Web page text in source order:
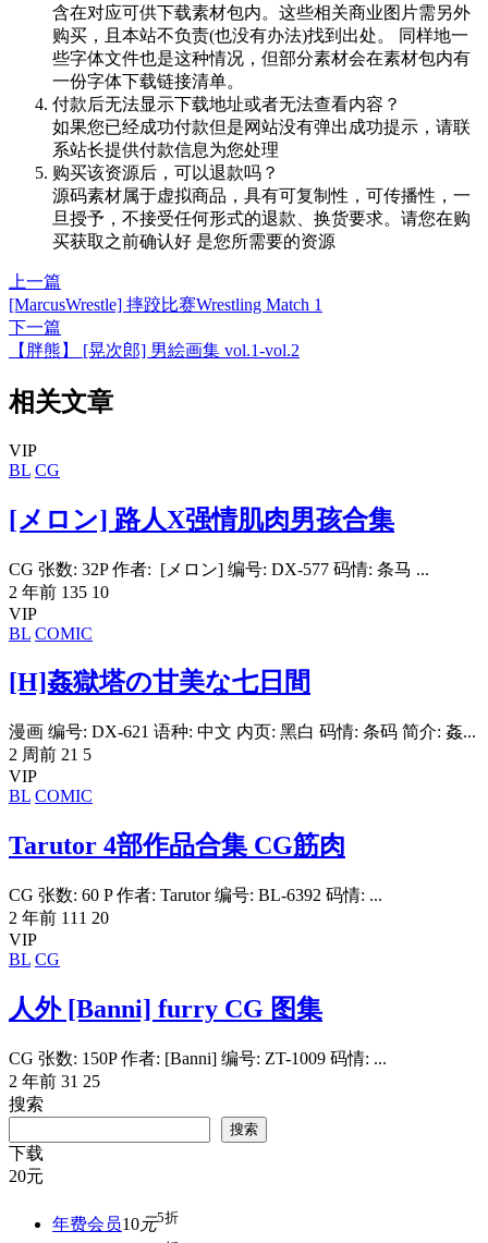
含在对应可供下载素材包内。这些相关商业图片需另外
购买，且本站不负责(也没有办法)找到出处。 同样地一
些字体文件也是这种情况，但部分素材会在素材包内有
一份字体下载链接清单。
付款后无法显示下载地址或者无法查看内容？
如果您已经成功付款但是网站没有弹出成功提示，请联
系站长提供付款信息为您处理
购买该资源后，可以退款吗？
源码素材属于虚拟商品，具有可复制性，可传播性，一
旦授予，不接受任何形式的退款、换货要求。请您在购
买获取之前确认好 是您所需要的资源
上一篇
[MarcusWrestle] 摔跤比赛Wrestling Match 1
下一篇
【胖熊】 [晃次郎] 男絵画集 vol.1-vol.2
相关文章
VIP
BL CG
[メロン] 路人X强情肌肉男孩合集
CG 张数: 32P 作者: [メロン] 编号: DX-577 码情: 条马 ...
2 年前 135 10
VIP
BL COMIC
[H]姦獄塔の甘美な七日間
漫画 编号: DX-621 语种: 中文 内页: 黑白 码情: 条码 简介: 姦...
2 周前 21 5
VIP
BL COMIC
Tarutor 4部作品合集 CG筋肉
CG 张数: 60 P 作者: Tarutor 编号: BL-6392 码情: ...
2 年前 111 20
VIP
BL CG
人外 [Banni] furry CG 图集
CG 张数: 150P 作者: [Banni] 编号: ZT-1009 码情: ...
2 年前 31 25
搜索
搜索
下载
20元
年费会员10元5折